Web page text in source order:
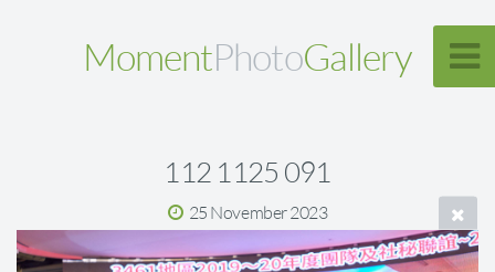
MomentPhotoGallery
112 1125 091
25 November 2023